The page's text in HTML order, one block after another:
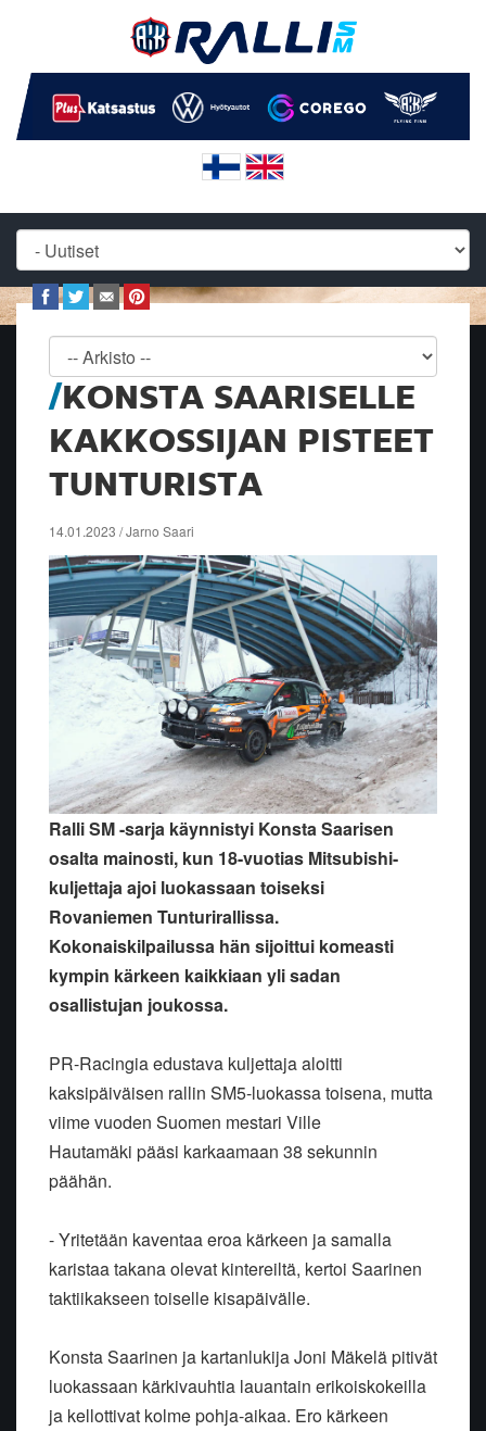
KONSTA SAARISELLE
KAKKOSSIJAN PISTEET
TUNTURISTA
14.01.2023 / Jarno Saari
Ralli SM -sarja käynnistyi Konsta Saarisen
osalta mainosti, kun 18-vuotias Mitsubishi-
kuljettaja ajoi luokassaan toiseksi
Rovaniemen Tunturirallissa.
Kokonaiskilpailussa hän sijoittui komeasti
kympin kärkeen kaikkiaan yli sadan
osallistujan joukossa.
PR-Racingia edustava kuljettaja aloitti
kaksipäiväisen rallin SM5-luokassa toisena, mutta
viime vuoden Suomen mestari Ville
Hautamäki pääsi karkaamaan 38 sekunnin
päähän.
- Yritetään kaventaa eroa kärkeen ja samalla
karistaa takana olevat kintereiltä, kertoi Saarinen
taktiikakseen toiselle kisapäivälle.
Konsta Saarinen ja kartanlukija Joni Mäkelä pitivät
luokassaan kärkivauhtia lauantain erikoiskokeilla
ja kellottivat kolme pohja-aikaa. Ero kärkeen